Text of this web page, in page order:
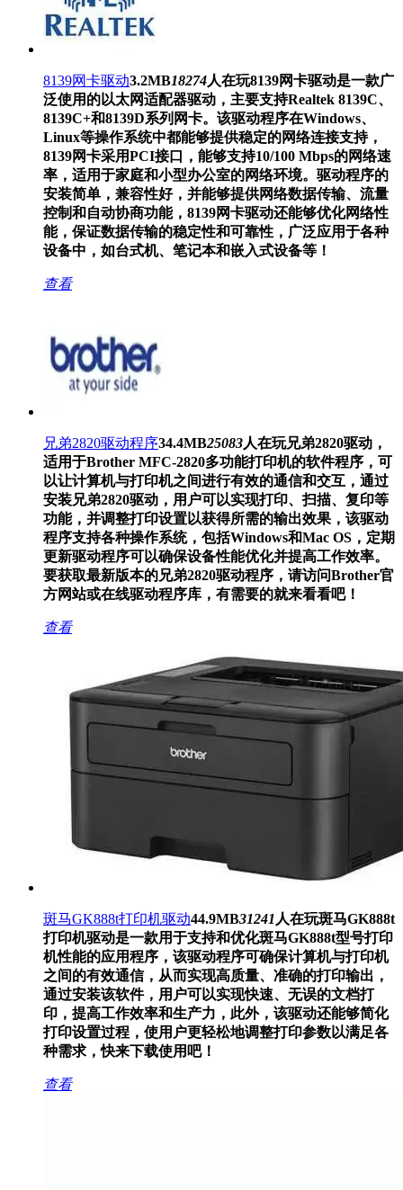
8139网卡驱动3.2MB18274人在玩8139网卡驱动是一款广
泛使用的以太网适配器驱动，主要支持Realtek 8139C、
8139C+和8139D系列网卡。该驱动程序在Windows、
Linux等操作系统中都能够提供稳定的网络连接支持，
8139网卡采用PCI接口，能够支持10/100 Mbps的网络速
率，适用于家庭和小型办公室的网络环境。驱动程序的
安装简单，兼容性好，并能够提供网络数据传输、流量
控制和自动协商功能，8139网卡驱动还能够优化网络性
能，保证数据传输的稳定性和可靠性，广泛应用于各种
设备中，如台式机、笔记本和嵌入式设备等！
查看
兄弟2820驱动程序34.4MB25083人在玩兄弟2820驱动，
适用于Brother MFC-2820多功能打印机的软件程序，可
以让计算机与打印机之间进行有效的通信和交互，通过
安装兄弟2820驱动，用户可以实现打印、扫描、复印等
功能，并调整打印设置以获得所需的输出效果，该驱动
程序支持各种操作系统，包括Windows和Mac OS，定期
更新驱动程序可以确保设备性能优化并提高工作效率。
要获取最新版本的兄弟2820驱动程序，请访问Brother官
方网站或在线驱动程序库，有需要的就来看看吧！
查看
斑马GK888t打印机驱动44.9MB31241人在玩斑马GK888t
打印机驱动是一款用于支持和优化斑马GK888t型号打印
机性能的应用程序，该驱动程序可确保计算机与打印机
之间的有效通信，从而实现高质量、准确的打印输出，
通过安装该软件，用户可以实现快速、无误的文档打
印，提高工作效率和生产力，此外，该驱动还能够简化
打印设置过程，使用户更轻松地调整打印参数以满足各
种需求，快来下载使用吧！
查看